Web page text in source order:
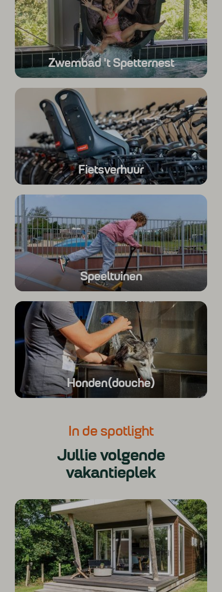
Zwembad 't Spetternest
Fietsverhuur
Speeltuinen
Honden(douche)
In de spotlight
Jullie volgende
vakantieplek